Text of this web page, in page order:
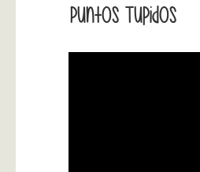
Puntos Tupidos